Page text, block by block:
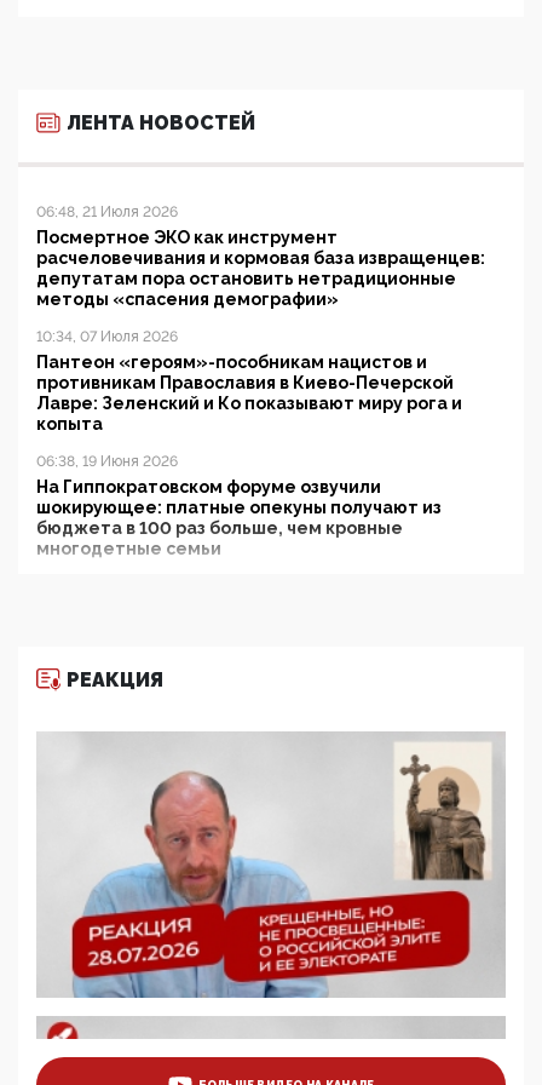
ЛЕНТА НОВОСТЕЙ
06:48, 21 Июля 2026
Посмертное ЭКО как инструмент
расчеловечивания и кормовая база извращенцев:
депутатам пора остановить нетрадиционные
методы «спасения демографии»
10:34, 07 Июля 2026
Пантеон «героям»-пособникам нацистов и
противникам Православия в Киево-Печерской
Лавре: Зеленский и Ко показывают миру рога и
копыта
06:38, 19 Июня 2026
На Гиппократовском форуме озвучили
шокирующее: платные опекуны получают из
бюджета в 100 раз больше, чем кровные
многодетные семьи
11:53, 09 Июня 2026
деятельность ИИТО ЮНЕСКО в России, но
цифроглобалисты продолжают определять
повестку в образовании
09:43, 01 Июня 2026
5G за счет здоровья граждан: Минцифры намерено
отобрать у регионов и муниципалитетов право
защищать жилые дома и социальные объекты от
05:58, 26 Мая 2026
Роскомнадзор освободили от борца с
деструктивным и опасным контентом
07:39, 25 Мая 2026
ценностей: «Новые люди» поднимают электорат
РЕАКЦИЯ